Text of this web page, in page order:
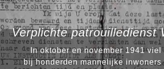
Verplichte patrouilledienst
In oktober en november 1941 viel
bij honderden mannelijke inwoners